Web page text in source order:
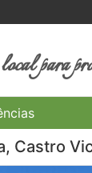
para
Castro